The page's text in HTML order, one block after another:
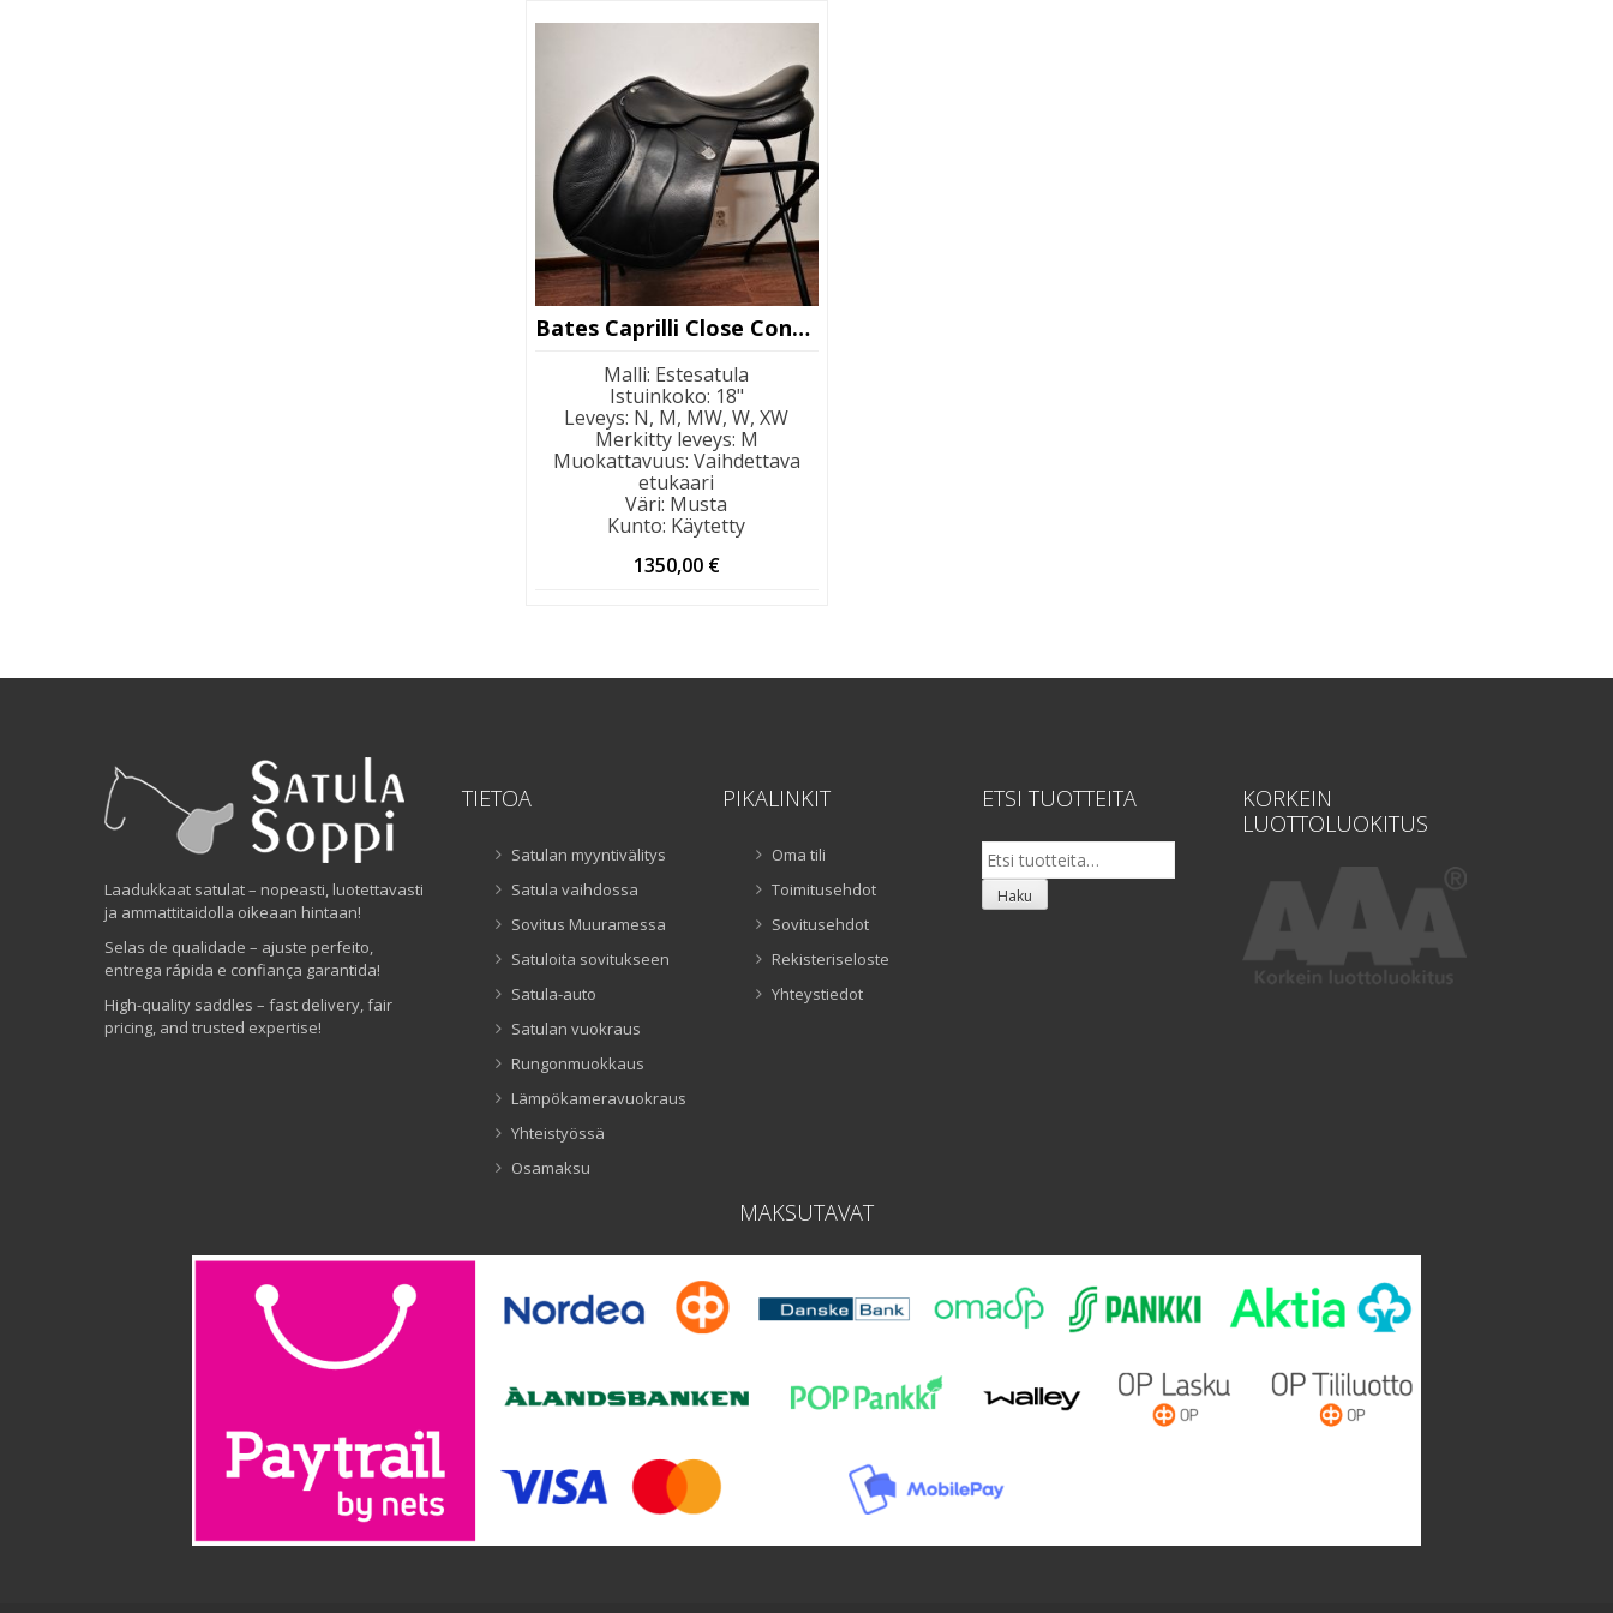
Bates Caprilli Close Contact
Malli: Estesatula
Istuinkoko: 18"
Leveys: N, M, MW, W, XW
Merkitty leveys: M
Muokattavuus: Vaihdettava
etukaari
Väri: Musta
Kunto: Käytetty
1350,00 €
Laadukkaat satulat – nopeasti, luotettavasti
ja ammattitaidolla oikeaan hintaan!
Selas de qualidade – ajuste perfeito,
entrega rápida e confiança garantida!
High-quality saddles – fast delivery, fair
pricing, and trusted expertise!
TIETOA
Satulan myyntivälitys
Satula vaihdossa
Sovitus Muuramessa
Satuloita sovitukseen
Satula-auto
Satulan vuokraus
Rungonmuokkaus
Lämpökameravuokraus
Yhteistyössä
Osamaksu
PIKALINKIT
Oma tili
Toimitusehdot
Sovitusehdot
Rekisteriseloste
Yhteystiedot
ETSI TUOTTEITA
Etsi:
Haku
KORKEIN
LUOTTOLUOKITUS
MAKSUTAVAT